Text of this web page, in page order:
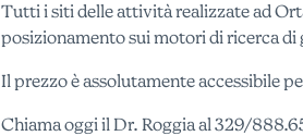
Tutti i siti delle attività realizzate ad
posizionamento sui motori di ricerca di
Il prezzo è assolutamente accessibile
Chiama oggi il Dr. Roggia al 329/